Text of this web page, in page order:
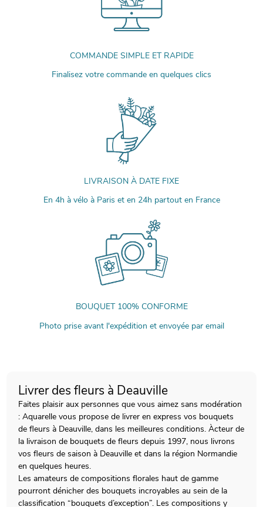
COMMANDE SIMPLE ET RAPIDE
Finalisez votre commande en quelques clics
LIVRAISON À DATE FIXE
En 4h à vélo à Paris et en 24h partout en France
BOUQUET 100% CONFORME
Photo prise avant l'expédition et envoyée par email
Livrer des fleurs à Deauville
Faites plaisir aux personnes que vous aimez sans modération
: Aquarelle vous propose de livrer en express vos bouquets
de fleurs à Deauville, dans les meilleures conditions. Àcteur de
la livraison de bouquets de fleurs depuis 1997, nous livrons
vos fleurs de saison à Deauville et dans la région Normandie
en quelques heures.
Les amateurs de compositions florales haut de gamme
pourront dénicher des bouquets incroyables au sein de la
classification “bouquets d’exception”. Les compositions y